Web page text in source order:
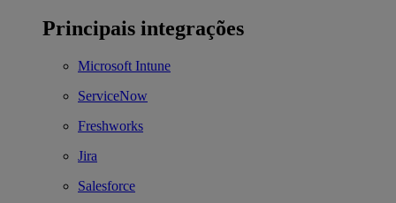
Principais integrações
Microsoft Intune
ServiceNow
Freshworks
Jira
Salesforce